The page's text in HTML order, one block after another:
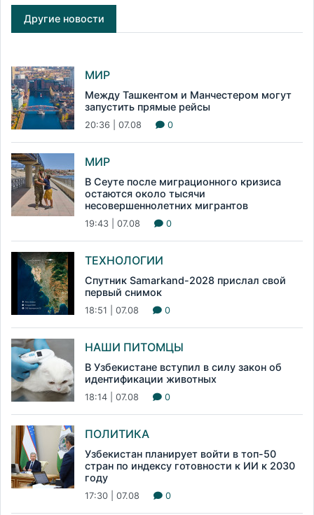
Другие новости
МИР
Между Ташкентом и Манчестером могут
запустить прямые рейсы
20:36 | 07.08 0
МИР
В Сеуте после миграционного кризиса
остаются около тысячи
несовершеннолетних мигрантов
19:43 | 07.08 0
ТЕХНОЛОГИИ
Спутник Samarkand-2028 прислал свой
первый снимок
18:51 | 07.08 0
НАШИ ПИТОМЦЫ
В Узбекистане вступил в силу закон об
идентификации животных
18:14 | 07.08 0
ПОЛИТИКА
Узбекистан планирует войти в топ-50
стран по индексу готовности к ИИ к 2030
году
17:30 | 07.08 0